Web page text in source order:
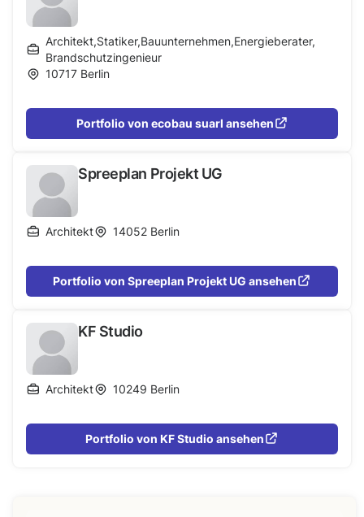
Architekt,Statiker,Bauunternehmen,Energieberater,
Brandschutzingenieur
10717 Berlin
Portfolio von ecobau suarl ansehen
Spreeplan Projekt UG
Architekt 14052 Berlin
Portfolio von Spreeplan Projekt UG ansehen
KF Studio
Architekt 10249 Berlin
Portfolio von KF Studio ansehen